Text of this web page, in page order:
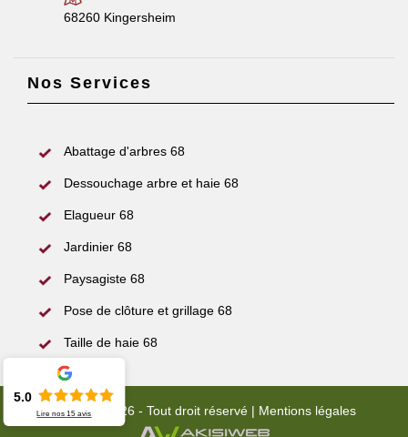
68260 Kingersheim
Nos Services
Abattage d'arbres 68
Dessouchage arbre et haie 68
Elagueur 68
Jardinier 68
Paysagiste 68
Pose de clôture et grillage 68
Taille de haie 68
© 2022 - 2026 - Tout droit réservé | Mentions légales
5.0
Lire nos15 avis